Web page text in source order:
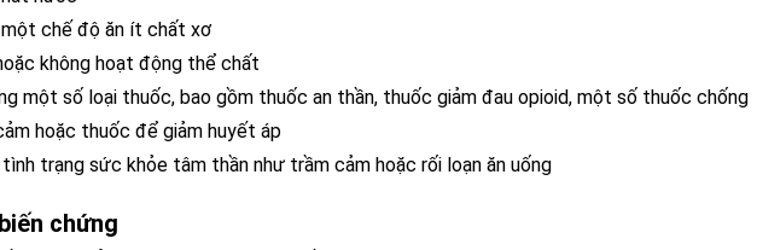
chế độ ăn ít chất xơ
không hoạt động thể chất
một số loại thuốc, bao gồm thuốc an thần, thuốc giảm đau opioid, một số thuốc chống
hoặc thuốc để giảm huyết áp
trạng sức khỏe tâm thần như trầm cảm hoặc rối loạn ăn uống
chứng